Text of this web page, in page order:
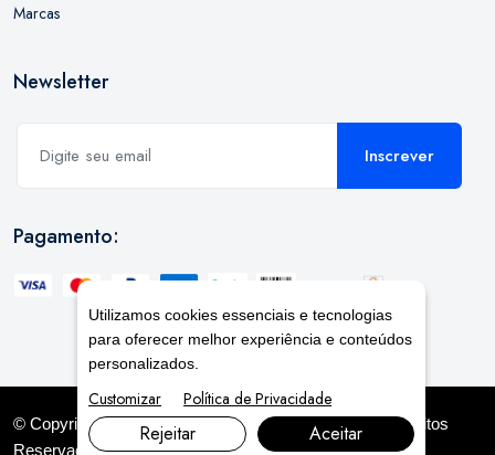
Marcas
Newsletter
Inscrever
Pagamento:
© Copyright 2026. DIVIAMarketing Digital. Todos os Direitos
Reservados
Utilizamos cookies essenciais e tecnologias
para oferecer melhor experiência e conteúdos
personalizados.
Customizar Política de Privacidade
Rejeitar Aceitar